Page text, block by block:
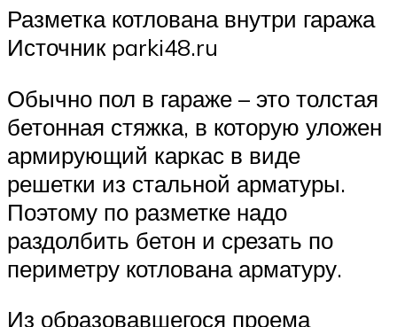
Разметка котлована внутри гаража
Источник parki48.ru
Обычно пол в гараже – это толстая
бетонная стяжка, в которую уложен
армирующий каркас в виде
решетки из стальной арматуры.
Поэтому по разметке надо
раздолбить бетон и срезать по
периметру котлована арматуру.
Из образовавшегося проема